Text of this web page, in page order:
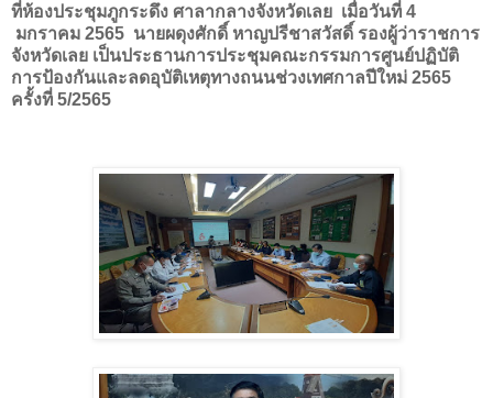
ที่ห้องประชุมภูกระดึง ศาลากลางจังหวัดเลย เมื่อวันที่ 4
มกราคม 2565 นายผดุงศักดิ์ หาญปรีชาสวัสดิ์ รองผู้ว่าราชการ
จังหวัดเลย เป็นประธานการประชุมคณะกรรมการศูนย์ปฏิบัติ
การป้องกันและลดอุบัติเหตุทางถนนช่วงเทศกาลปีใหม่ 2565
ครั้งที่ 5/2565